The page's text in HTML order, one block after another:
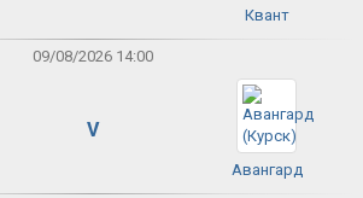
Квант
09/08/2026 14:00
V
Авангард